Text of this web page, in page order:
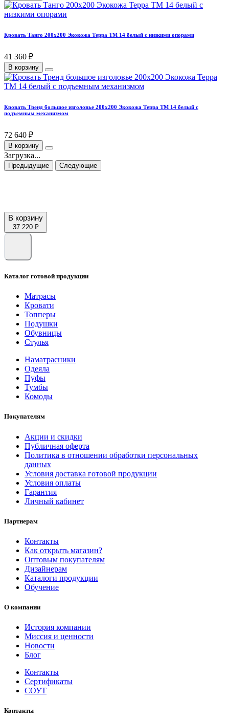
Кровать Танго 200х200 Экокожа Терра ТМ 14 белый с низкими опорами
41 360 ₽
В корзину
Кровать Тренд большое изголовье 200х200 Экокожа Терра ТМ 14 белый с
подъемным механизмом
72 640 ₽
В корзину
Загрузка...
Предыдущие Следующие
В корзину
37 220 ₽
Каталог готовой продукции
Матрасы
Кровати
Топперы
Подушки
Обувницы
Стулья
Наматрасники
Одеяла
Пуфы
Тумбы
Комоды
Покупателям
Акции и скидки
Публичная оферта
Политика в отношении обработки персональных
данных
Условия доставка готовой продукции
Условия оплаты
Гарантия
Личный кабинет
Партнерам
Контакты
Как открыть магазин?
Оптовым покупателям
Дизайнерам
Каталоги продукции
Обучение
О компании
История компании
Миссия и ценности
Новости
Блог
Контакты
Сертификаты
СОУТ
Контакты